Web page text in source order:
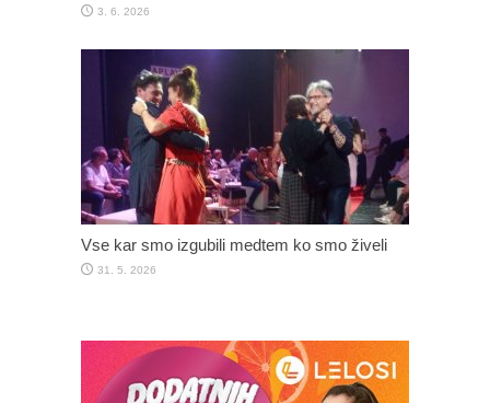
3. 6. 2026
Vse kar smo izgubili medtem ko smo živeli
31. 5. 2026